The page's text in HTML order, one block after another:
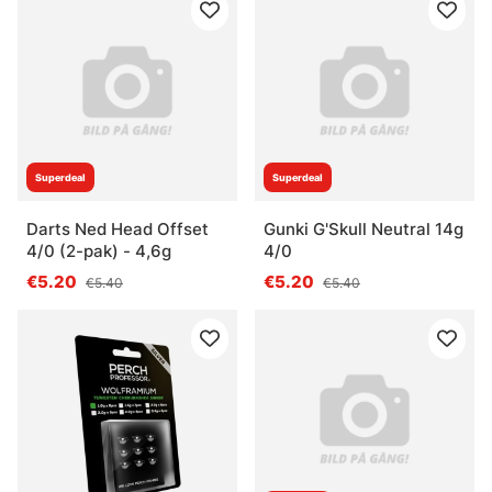
Superdeal
Darts Ned Head Offset
4/0 (2-pak) - 4,6g
€5.20 €5.40
Superdeal
Gunki G'Skull Neutral 14g
4/0
€5.20 €5.40